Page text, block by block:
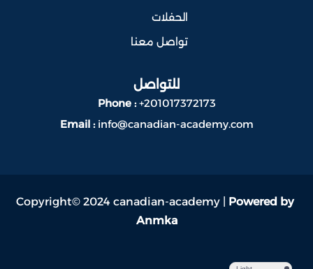
الحفلات
تواصل معنا
للتواصل
Phone :+201017372173
Email : info@canadian-academy.com
Copyright© 2024 canadian-academy |
Powered by
Anmka